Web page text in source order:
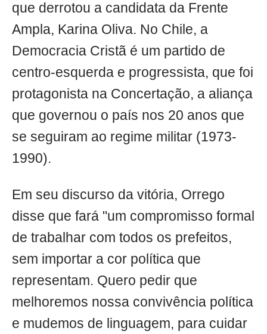
que derrotou a candidata da Frente
Ampla, Karina Oliva. No Chile, a
Democracia Cristã é um partido de
centro-esquerda e progressista, que foi
protagonista na Concertação, a aliança
que governou o país nos 20 anos que
se seguiram ao regime militar (1973-
1990).
Em seu discurso da vitória, Orrego
disse que fará "um compromisso formal
de trabalhar com todos os prefeitos,
sem importar a cor política que
representam. Quero pedir que
melhoremos nossa convivência política
e mudemos de linguagem, para cuidar